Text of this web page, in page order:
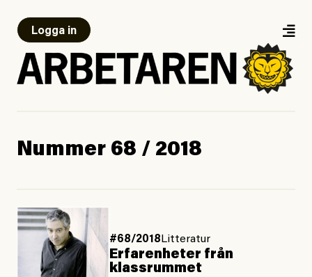
Logga in
Nummer 68 / 2018
#68/2018 Litteratur
Erfarenheter från
klassrummet